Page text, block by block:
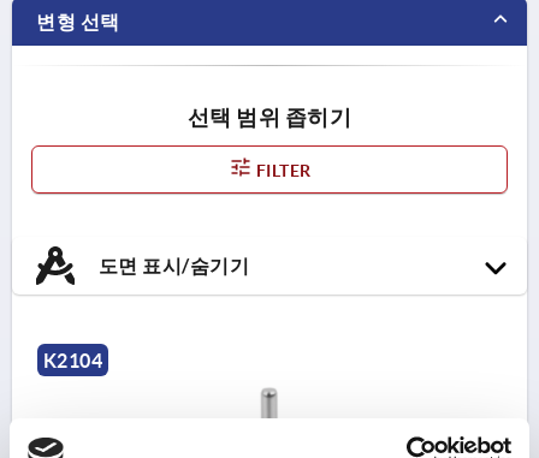
변형 선택
선택 범위 좁히기
FILTER
도면 표시/숨기기
K2104